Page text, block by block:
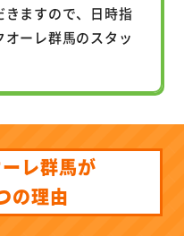
きますので、日時指
ーレ群馬のスタッ
レ群馬が
の理由